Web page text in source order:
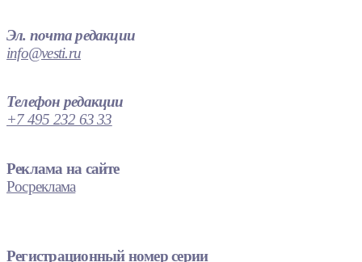
Эл. почта редакции
info@vesti.ru
Телефон редакции
+7 495 232 63 33
Реклама на сайте
Росреклама
Регистрационный номер серии